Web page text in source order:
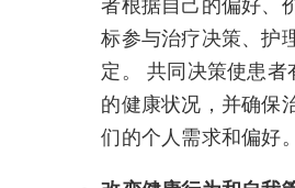
者根据自己的偏好、
标参与治疗决策、护
定。 共同决策使患者
的健康状况，并确保
们的个人需求和偏好。